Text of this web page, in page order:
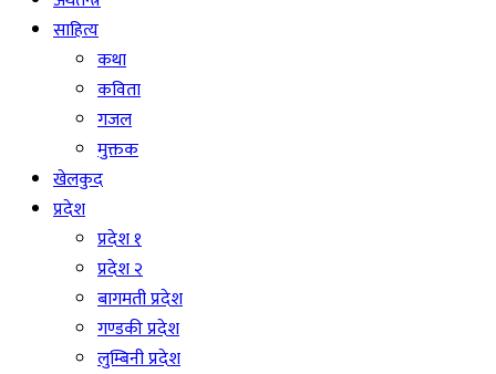
साहित्य
कथा
कविता
गजल
मुक्तक
खेलकुद
प्रदेश
प्रदेश १
प्रदेश २
बागमती प्रदेश
गण्डकी प्रदेश
लुम्बिनी प्रदेश